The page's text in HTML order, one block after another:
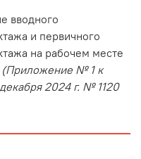
вводного
и первичного
на рабочем месте
(Приложение № 1 к
2024 г. № 1120